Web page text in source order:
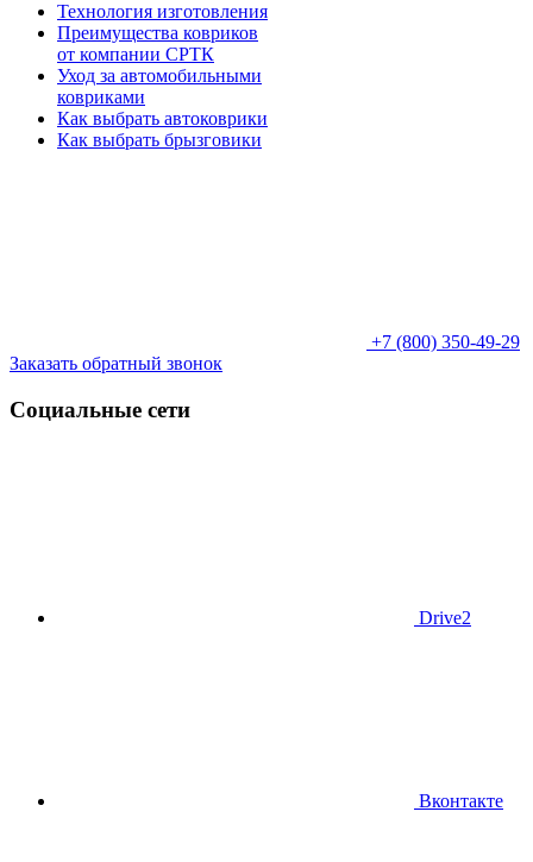
Технология изготовления
Преимущества ковриков
от компании СРТК
Уход за автомобильными
ковриками
Как выбрать автоковрики
Как выбрать брызговики
+7 (800) 350-49-29
Заказать обратный звонок
Социальные сети
Drive2
Вконтакте